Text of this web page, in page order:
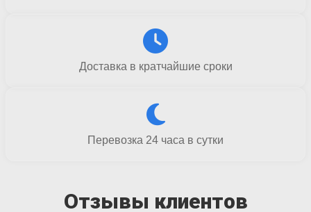
Доставка в кратчайшие сроки
Перевозка 24 часа в сутки
Отзывы клиентов